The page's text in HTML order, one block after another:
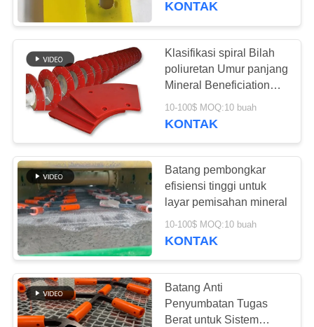
PERMINTAAN
PENAWARAN
SITEMAP
PRIVACY
POLICY
Sabuk Industri
75
Selimut Isolasi
Aerogel
KONTAK
Klasifikasi spiral Bilah
poliuretan Umur panjang
Mineral Beneficiation
Wear Parts
10-100$ MOQ:10 buah
KONTAK
Batang pembongkar
efisiensi tinggi untuk
layar pemisahan mineral
10-100$ MOQ:10 buah
KONTAK
Batang Anti
Penyumbatan Tugas
Berat untuk Sistem